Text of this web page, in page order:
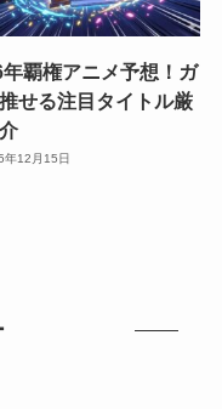
覇権アニメ予想！ガ
せる注目タイトル厳
年12月15日